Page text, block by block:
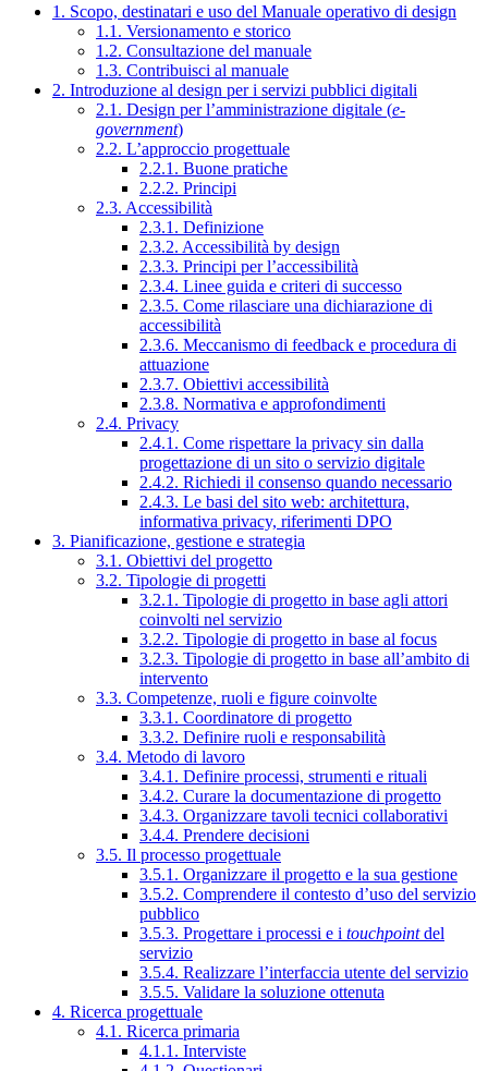
1. Scopo, destinatari e uso del Manuale operativo di design
1.1. Versionamento e storico
1.2. Consultazione del manuale
1.3. Contribuisci al manuale
2. Introduzione al design per i servizi pubblici digitali
2.1. Design per l’amministrazione digitale (e-
government)
2.2. L’approccio progettuale
2.2.1. Buone pratiche
2.2.2. Principi
2.3. Accessibilità
2.3.1. Definizione
2.3.2. Accessibilità by design
2.3.3. Principi per l’accessibilità
2.3.4. Linee guida e criteri di successo
2.3.5. Come rilasciare una dichiarazione di
accessibilità
2.3.6. Meccanismo di feedback e procedura di
attuazione
2.3.7. Obiettivi accessibilità
2.3.8. Normativa e approfondimenti
2.4. Privacy
2.4.1. Come rispettare la privacy sin dalla
progettazione di un sito o servizio digitale
2.4.2. Richiedi il consenso quando necessario
2.4.3. Le basi del sito web: architettura,
informativa privacy, riferimenti DPO
3. Pianificazione, gestione e strategia
3.1. Obiettivi del progetto
3.2. Tipologie di progetti
3.2.1. Tipologie di progetto in base agli attori
coinvolti nel servizio
3.2.2. Tipologie di progetto in base al focus
3.2.3. Tipologie di progetto in base all’ambito di
intervento
3.3. Competenze, ruoli e figure coinvolte
3.3.1. Coordinatore di progetto
3.3.2. Definire ruoli e responsabilità
3.4. Metodo di lavoro
3.4.1. Definire processi, strumenti e rituali
3.4.2. Curare la documentazione di progetto
3.4.3. Organizzare tavoli tecnici collaborativi
3.4.4. Prendere decisioni
3.5. Il processo progettuale
3.5.1. Organizzare il progetto e la sua gestione
3.5.2. Comprendere il contesto d’uso del servizio
pubblico
3.5.3. Progettare i processi e i touchpointdel
servizio
3.5.4. Realizzare l’interfaccia utente del servizio
3.5.5. Validare la soluzione ottenuta
4. Ricerca progettuale
4.1. Ricerca primaria
4.1.1. Interviste